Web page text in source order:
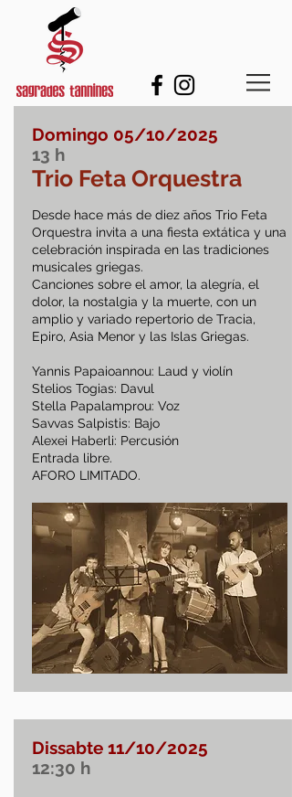
Domingo 05/10/2025
13 h
Trio Feta Orquestra
Desde hace más de diez años Trio Feta
Orquestra invita a una fiesta extática y una
celebración inspirada en las tradiciones
musicales griegas.
Canciones sobre el amor, la alegría, el
dolor, la nostalgia y la muerte, con un
amplio y variado repertorio de Tracia,
Epiro, Asia Menor y las Islas Griegas.
Yannis Papaioannou: Laud y violín
Stelios Togias: Davul
Stella Papalamprou: Voz
Savvas Salpistis: Bajo
Alexei Haberli: Percusión
Entrada libre.
AFORO LIMITADO.
Dissabte 11/10/2025
12:30 h